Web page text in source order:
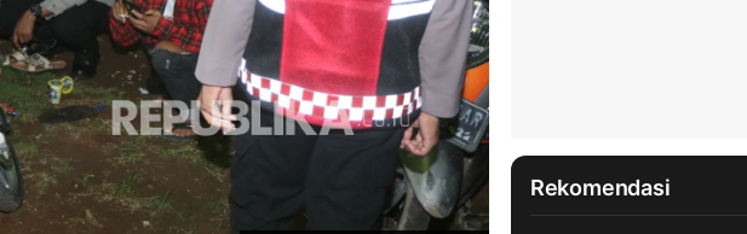
Rekomendasi